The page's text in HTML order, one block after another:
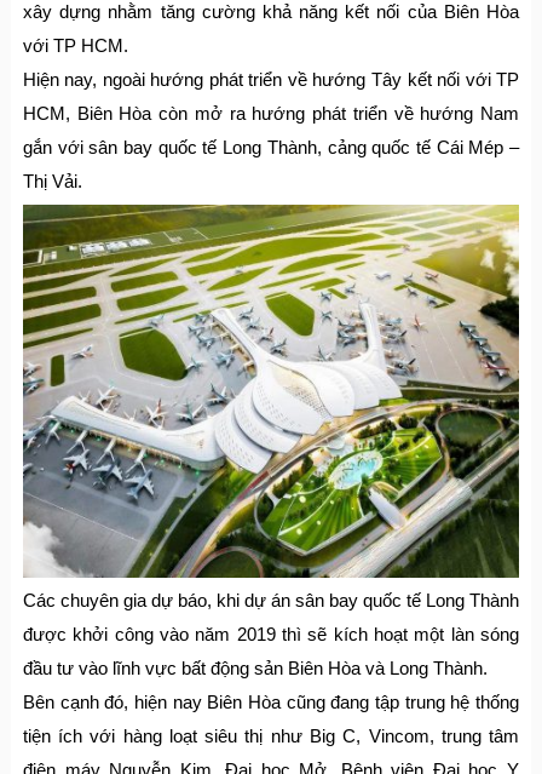
xây dựng nhằm tăng cường khả năng kết nối của Biên Hòa
với TP HCM.
Hiện nay, ngoài hướng phát triển về hướng Tây kết nối với TP
HCM, Biên Hòa còn mở ra hướng phát triển về hướng Nam
gắn với sân bay quốc tế Long Thành, cảng quốc tế Cái Mép –
Thị Vải.
Các chuyên gia dự báo, khi dự án sân bay quốc tế Long Thành
được khởi công vào năm 2019 thì sẽ kích hoạt một làn sóng
đầu tư vào lĩnh vực bất động sản Biên Hòa và Long Thành.
Bên cạnh đó, hiện nay Biên Hòa cũng đang tập trung hệ thống
tiện ích với hàng loạt siêu thị như Big C, Vincom, trung tâm
điện máy Nguyễn Kim, Đại học Mở, Bệnh viện Đại học Y